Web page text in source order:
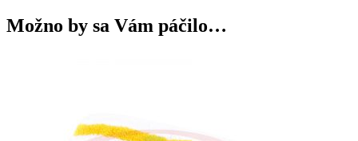
Možno by sa Vám páčilo…